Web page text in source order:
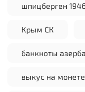
шпицберген
Крым СК
банкноты
выкус на монете